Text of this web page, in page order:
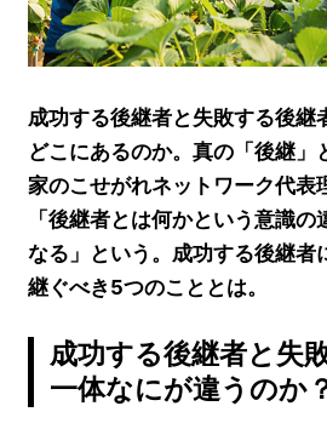
成功する後継者と失敗する後継
どこにあるのか。真の「後継」
家のこせがれネットワーク代表
「後継者とは何かという意識
なる」という。成功する後継者
継ぐべき5つのこととは。
成功する後継者と失
一体なにが違うのか